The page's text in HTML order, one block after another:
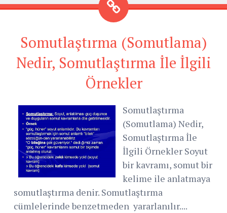
Somutlaştırma (Somutlama)
Nedir, Somutlaştırma İle İlgili
Örnekler
Somutlaştırma
(Somutlama) Nedir,
Somutlaştırma İle
İlgili Örnekler Soyut
bir kavramı, somut bir
kelime ile anlatmaya
somutlaştırma denir. Somutlaştırma
cümlelerinde benzetmeden yararlanılır....